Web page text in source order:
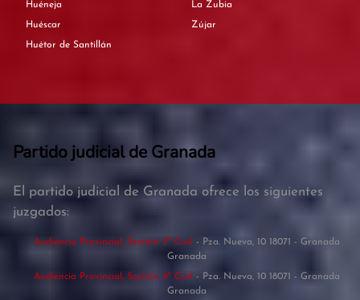
Huéneja
Huéscar
Huétor de Santillán
La Zubia
Zújar
Partido judicial de Granada
El partido judicial de Granada ofrece los siguientes
juzgados:
Audiencia Provincial, Sección 3ª Civil - Pza. Nueva, 10 18071 - Granada
Granada
Audiencia Provincial, Sección 4ª Civil - Pza. Nueva, 10 18071 - Granada
Granada